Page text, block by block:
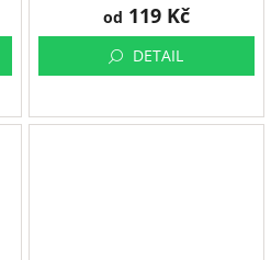
od 119 Kč
DETAIL